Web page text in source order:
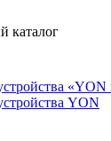
каталог
YON